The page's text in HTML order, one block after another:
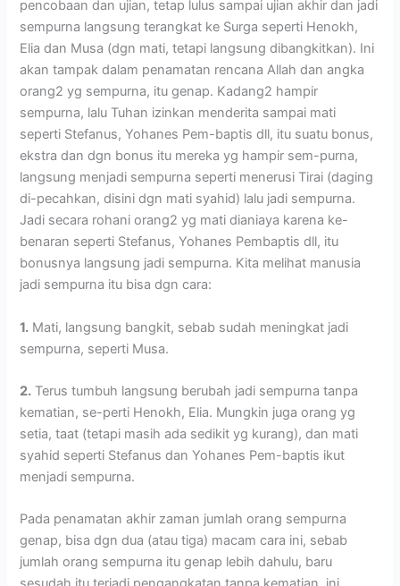
pencobaan dan ujian, tetap lulus sampai ujian akhir dan jadi
sempurna langsung terangkat ke Surga seperti Henokh,
Elia dan Musa (dgn mati, tetapi langsung dibangkitkan). Ini
akan tampak dalam penamatan rencana Allah dan angka
orang2 yg sempurna, itu genap. Kadang2 hampir
sempurna, lalu Tuhan izinkan menderita sampai mati
seperti Stefanus, Yohanes Pem-baptis dll, itu suatu bonus,
ekstra dan dgn bonus itu mereka yg hampir sem-purna,
langsung menjadi sempurna seperti menerusi Tirai (daging
di-pecahkan, disini dgn mati syahid) lalu jadi sempurna.
Jadi secara rohani orang2 yg mati dianiaya karena ke-
benaran seperti Stefanus, Yohanes Pembaptis dll, itu
bonusnya langsung jadi sempurna. Kita melihat manusia
jadi sempurna itu bisa dgn cara:
1. Mati, langsung bangkit, sebab sudah meningkat jadi
sempurna, seperti Musa.
2. Terus tumbuh langsung berubah jadi sempurna tanpa
kematian, se-perti Henokh, Elia. Mungkin juga orang yg
setia, taat (tetapi masih ada sedikit yg kurang), dan mati
syahid seperti Stefanus dan Yohanes Pem-baptis ikut
menjadi sempurna.
Pada penamatan akhir zaman jumlah orang sempurna
genap, bisa dgn dua (atau tiga) macam cara ini, sebab
jumlah orang sempurna itu genap lebih dahulu, baru